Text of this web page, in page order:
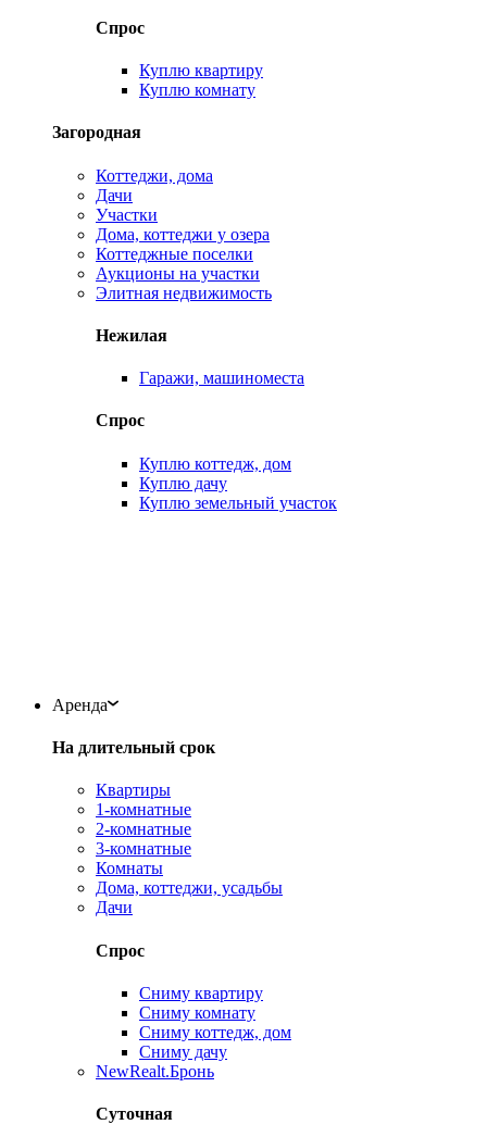
Спрос
Куплю квартиру
Куплю комнату
Загородная
Коттеджи, дома
Дачи
Участки
Дома, коттеджи у озера
Коттеджные поселки
Аукционы на участки
Элитная недвижимость
Нежилая
Гаражи, машиноместа
Спрос
Куплю коттедж, дом
Куплю дачу
Куплю земельный участок
Аренда
На длительный срок
Квартиры
1-комнатные
2-комнатные
3-комнатные
Комнаты
Дома, коттеджи, усадьбы
Дачи
Спрос
Сниму квартиру
Сниму комнату
Сниму коттедж, дом
Сниму дачу
NewRealt.Бронь
Суточная